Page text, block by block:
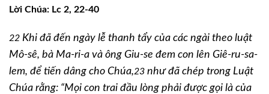
Lời Chúa: Lc 2, 22-40
22 Khi đã đến ngày lễ thanh tẩy của các ngài theo luật
Mô-sê, bà Ma-ri-a và ông Giu-se đem con lên Giê-ru-sa-
lem, để tiến dâng cho Chúa,23 như đã chép trong Luật
Chúa rằng: “Mọi con trai đầu lòng phải được gọi là của